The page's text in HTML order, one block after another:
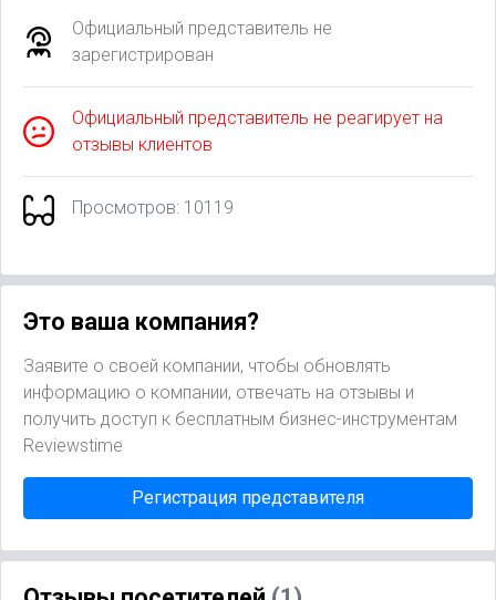
Официальный представитель не
зарегистрирован
Официальный представитель не реагирует на
отзывы клиентов
Просмотров: 10119
Это ваша компания?
Заявите о своей компании, чтобы обновлять
информацию о компании, отвечать на отзывы и
получить доступ к бесплатным бизнес-инструментам
Reviewstime
Регистрация представителя